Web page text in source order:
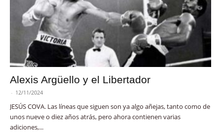
Alexis Argüello y el Libertador
- 12/11/2024
JESÚS COVA. Las líneas que siguen son ya algo añejas, tanto como de
unos nueve o diez años atrás, pero ahora contienen varias
adiciones,...